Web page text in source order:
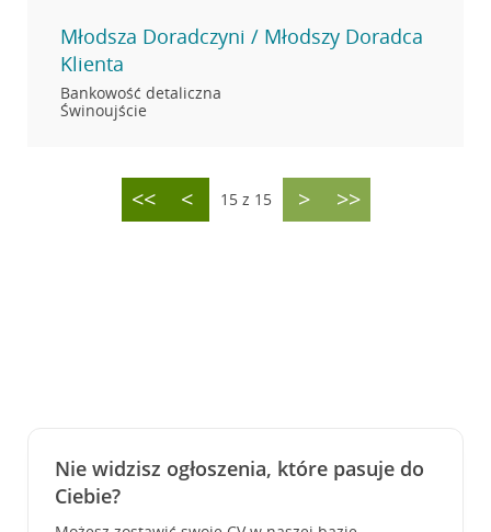
Młodsza Doradczyni / Młodszy Doradca
Klienta
Bankowość detaliczna
Świnoujście
<< < 15 z 15 > >>
Nie widzisz ogłoszenia, które pasuje do
Ciebie?